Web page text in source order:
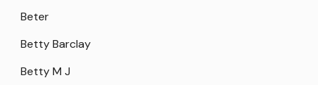
Beter
Betty Barclay
Betty M J